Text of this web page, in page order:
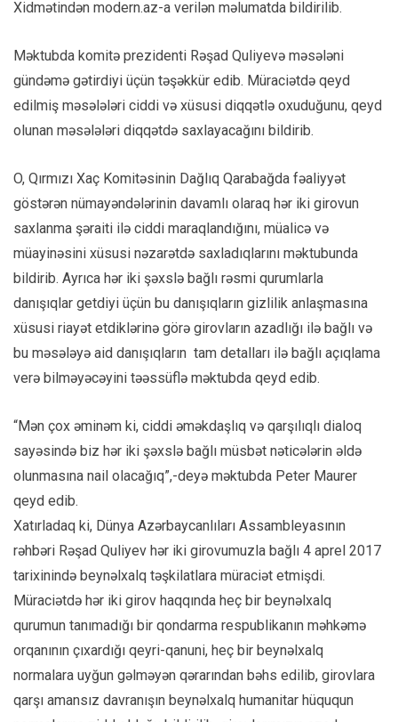
Xidmətindən modern.az-a verilən məlumatda bildirilib.
Məktubda komitə prezidenti Rəşad Quliyevə məsələni
gündəmə gətirdiyi üçün təşəkkür edib. Müraciətdə qeyd
edilmiş məsələləri ciddi və xüsusi diqqətlə oxuduğunu, qeyd
olunan məsələləri diqqətdə saxlayacağını bildirib.
O, Qırmızı Xaç Komitəsinin Dağlıq Qarabağda fəaliyyət
göstərən nümayəndələrinin davamlı olaraq hər iki girovun
saxlanma şəraiti ilə ciddi maraqlandığını, müalicə və
müayinəsini xüsusi nəzarətdə saxladıqlarını məktubunda
bildirib. Ayrıca hər iki şəxslə bağlı rəsmi qurumlarla
danışıqlar getdiyi üçün bu danışıqların gizlilik anlaşmasına
xüsusi riayət etdiklərinə görə girovların azadlığı ilə bağlı və
bu məsələyə aid danışıqların tam detalları ilə bağlı açıqlama
verə bilməyəcəyini təəssüflə məktubda qeyd edib.
“Mən çox əminəm ki, ciddi əməkdaşlıq və qarşılıqlı dialoq
sayəsində biz hər iki şəxslə bağlı müsbət nəticələrin əldə
olunmasına nail olacağıq”,-deyə məktubda Peter Maurer
qeyd edib.
Xatırladaq ki, Dünya Azərbaycanlıları Assambleyasının
rəhbəri Rəşad Quliyev hər iki girovumuzla bağlı 4 aprel 2017
tarixinində beynəlxalq təşkilatlara müraciət etmişdi.
Müraciətdə hər iki girov haqqında heç bir beynəlxalq
qurumun tanımadığı bir qondarma respublikanın məhkəmə
orqanının çıxardığı qeyri-qanuni, heç bir beynəlxalq
normalara uyğun gəlməyən qərarından bəhs edilib, girovlara
qarşı amansız davranışın beynəlxalq humanitar hüququn